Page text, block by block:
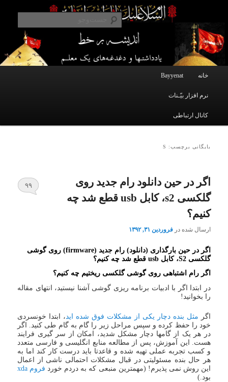
اندیشه بر خط
یادداشتهای یک معلم در باب زندگی، اخلاق، اخبار، علم و سیاست
خانه Bayyenat
نرم افزار بیّـنات
کانال ارتباطی
بایگانی برچسب: S
اگر در حین دانلود رام جدید روی
گلکسی s2، کابل usb قطع شد چه
کنیم؟
ارسال شده درفروردین ۳۱, ۱۳۹۲
۹۹
اگر در حین بارگذاری (دانلود) رام جدید (firmware) روی گوشی
گلکسی S2، کابل usb قطع شد چه کنیم؟
اگر رام اشتباهی روی گوشی گلکسی ریختیم چه کنیم؟
در ابتدا اگر با ادبیات برنامه ریزی گوشی آشنا نیستید، انتهای مقاله
را بخوانید!
اگر مثل بنده دچار یکی از مشکلات فوق شده اید، ابتدا خونسردی
خود را حفظ کرده و سپس مراحل زیر را گام به گام طی کنید. اگر
در هر یک از گامها دچار مشکل شدید، امکان از سر گیری فرایند
هست. این آموزش، پس از مطالعه منابع انگلیسی و فارسی متعدد
و کسب تجربه عملی تهیه شده و قاعدتا باید درست کار کند اما به
هر حال بنده مسئولیتی در قبال مشکلات احتمالی ناشی از اعمال
این روش نمی پذیرم! (مهمترین منبعی که به دردم خورد فروم xda
بود.)